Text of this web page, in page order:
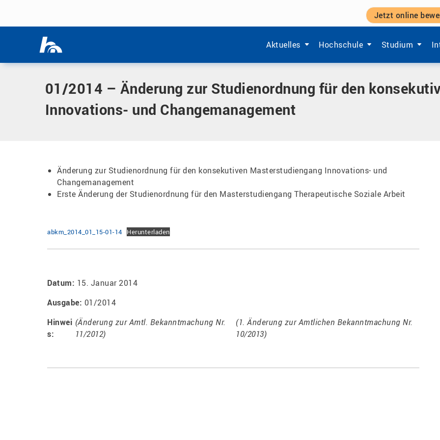
Jetzt online
Aktuelles
Zeige Menü-Unterpunkte von 'Aktuelles'.
Hochschule
Zeige Menü-Unterpunkte von
Studium
Zeige Menü-
Home|Dokumente|01/2014 – Änderung zur Studienordnung für den konsekutiven Masterstudiengang Innovations-
01/2014 – Änderung zur Studienordnung für den
Innovations- und Changemanagement
Änderung zur Studienordnung für den konsekutiven Masterstudiengang Innovations- und
Changemanagement
Erste Änderung der Studienordnung für den Masterstudiengang Therapeutische Soziale Arbeit
abkm_2014_01_15-01-14 Herunterladen
Datum: 15. Januar 2014
Ausgabe: 01/2014
Hinwei
s:
(Änderung zur Amtl. Bekanntmachung Nr.
11/2012)
(1. Änderung zur Amtlichen Bekanntmachung Nr.
10/2013)